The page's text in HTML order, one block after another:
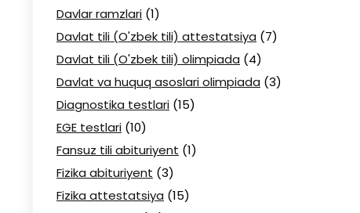
Davlar ramzlari (1)
Davlat tili (O'zbek tili) attestatsiya (7)
Davlat tili (O'zbek tili) olimpiada (4)
Davlat va huquq asoslari olimpiada (3)
Diagnostika testlari (15)
EGE testlari (10)
Fansuz tili abituriyent (1)
Fizika abituriyent (3)
Fizika attestatsiya (15)